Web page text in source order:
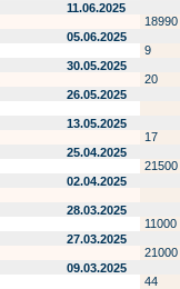
11.06.2025
18990
05.06.2025
9
30.05.2025
20
26.05.2025
13.05.2025
17
25.04.2025
21500
02.04.2025
28.03.2025
11000
27.03.2025
21000
09.03.2025
44